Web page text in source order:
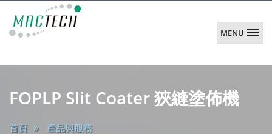
陽
技
MENU
main
FOPLP Slit Coater 狹縫塗佈機
首頁
產品與服務